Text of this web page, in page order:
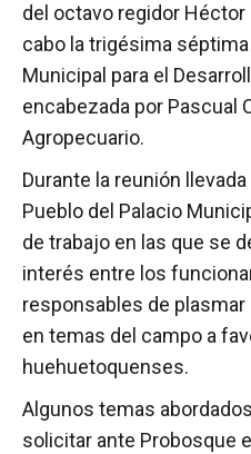
del octavo regidor Héctor
cabo la trigésima
Municipal para el
encabezada por Pascual
Agropecuario.
Durante la reunión
Pueblo del Palacio
de trabajo en las que se
interés entre los
responsables de
en temas del campo a
huehuetoquenses.
Algunos temas
solicitar ante Probosque